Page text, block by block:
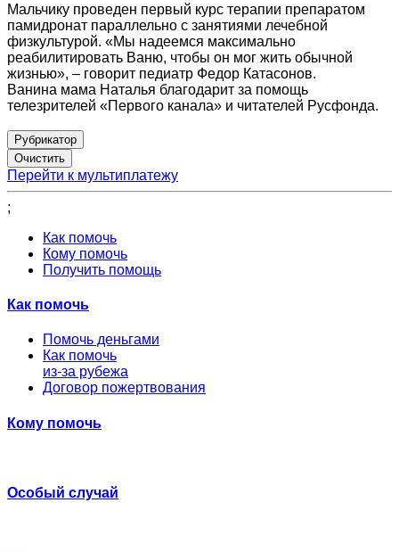
Мальчику проведен первый курс терапии препаратом
памидронат параллельно с занятиями лечебной
физкультурой. «Мы надеемся максимально
реабилитировать Ваню, чтобы он мог жить обычной
жизнью», – говорит педиатр Федор Катасонов.
Ванина мама Наталья благодарит за помощь
телезрителей «Первого канала» и читателей Русфонда.
Рубрикатор
Перейти к мультиплатежу
;
Как помочь
Кому помочь
Получить помощь
Как помочь
Помочь деньгами
Как помочь
из-за рубежа
Договор пожертвования
Кому помочь
Особый случай